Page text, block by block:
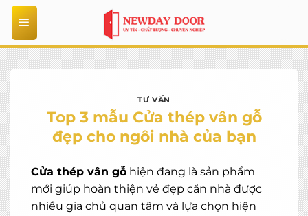
Bỏ
qua
nội
dung
TƯ VẤN
Top 3 mẫu Cửa thép vân gỗ
đẹp cho ngôi nhà của bạn
Cửa thép vân gỗ hiện đang là sản phẩm
mới giúp hoàn thiện vẻ đẹp căn nhà được
nhiều gia chủ quan tâm và lựa chọn hiện